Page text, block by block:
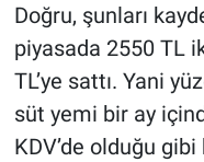
Doğru, şunları
piyasada 2550 TL
TL’ye sattı. Yani
süt yemi bir ay
KDV’de olduğu